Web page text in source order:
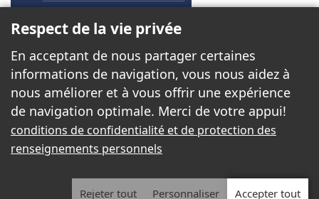
ÉCOLE SECONDAIRE DU VERSANT
808, boul. de la Cité
Gatineau (Québec) J8R 3S8
Téléphone:819 243-1144
Télécopieur:819 243-4408
Respect de la vie privée
En acceptant de nous partager certaines
informations de navigation, vous nous aidez à
nous améliorer et à vous offrir une expérience
de navigation optimale. Merci de votre appui!
conditions de confidentialité et de protection des
renseignements personnels
Rejeter tout Personnaliser Accepter tout